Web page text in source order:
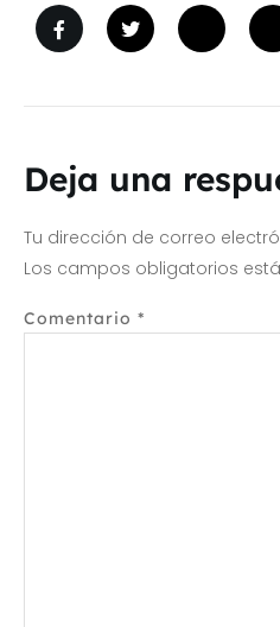
Deja una
Tu dirección de correo
Los campos obligatorios
Comentario *